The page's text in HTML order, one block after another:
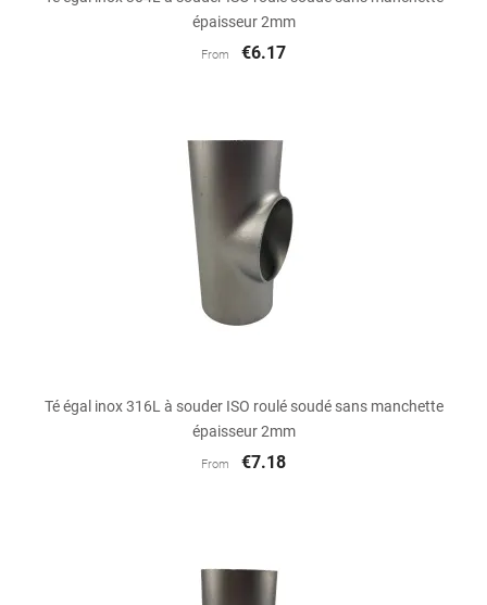
épaisseur 2mm
From €6.17
Té égal inox 316L à souder ISO roulé soudé sans manchette
épaisseur 2mm
From €7.18